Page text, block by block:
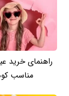
راهنمای خرید
مناسب